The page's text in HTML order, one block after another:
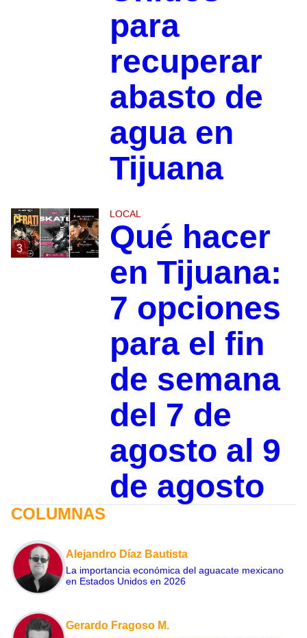
para
recuperar
abasto de
agua en
Tijuana
3
LOCAL
Qué hacer
en Tijuana:
7 opciones
para el fin
de semana
del 7 de
agosto al 9
de agosto
COLUMNAS
Alejandro Díaz Bautista
La importancia económica del aguacate mexicano
en Estados Unidos en 2026
Gerardo Fragoso M.